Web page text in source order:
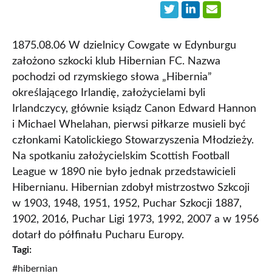
1875.08.06 W dzielnicy Cowgate w Edynburgu
założono szkocki klub Hibernian FC. Nazwa
pochodzi od rzymskiego słowa „Hibernia”
określającego Irlandię, założycielami byli
Irlandczycy, głównie ksiądz Canon Edward Hannon
i Michael Whelahan, pierwsi piłkarze musieli być
członkami Katolickiego Stowarzyszenia Młodzieży.
Na spotkaniu założycielskim Scottish Football
League w 1890 nie było jednak przedstawicieli
Hibernianu. Hibernian zdobył mistrzostwo Szkcoji
w 1903, 1948, 1951, 1952, Puchar Szkocji 1887,
1902, 2016, Puchar Ligi 1973, 1992, 2007 a w 1956
dotarł do półfinału Pucharu Europy.
Tagi:
#hibernian